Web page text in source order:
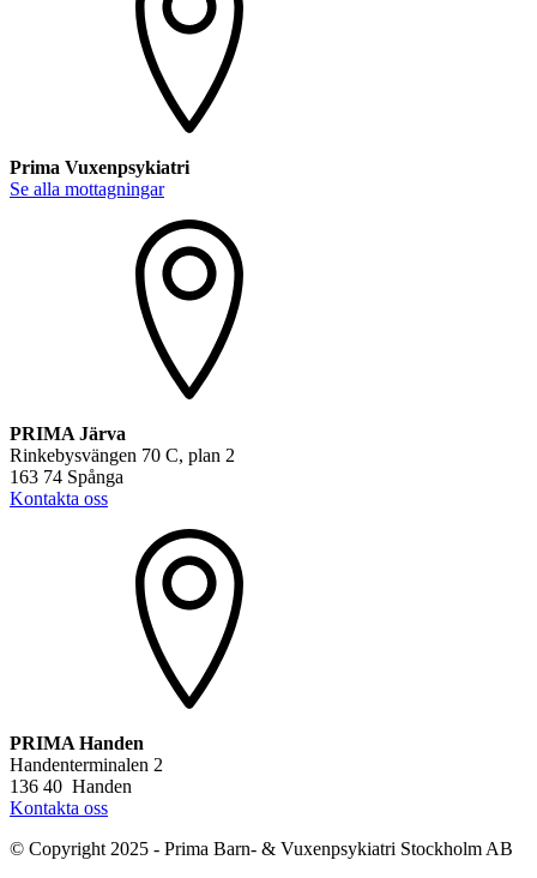
Prima Vuxenpsykiatri
Se alla mottagningar
PRIMA Järva
Rinkebysvängen 70 C, plan 2
163 74 Spånga
Kontakta oss
PRIMA Handen
Handenterminalen 2
136 40 Handen
Kontakta oss
© Copyright 2025 - Prima Barn- & Vuxenpsykiatri Stockholm AB